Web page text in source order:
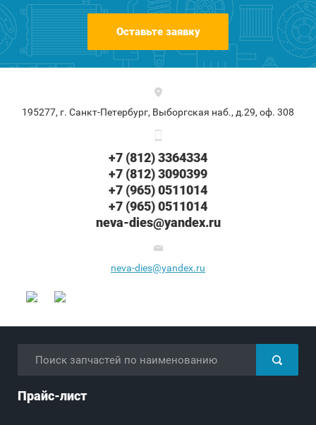
Оставьте заявку
195277, г. Санкт-Петербург, Выборгская наб., д.29, оф. 308
+7 (812) 3364334
+7 (812) 3090399
+7 (965) 0511014
+7 (965) 0511014
neva-dies@yandex.ru
neva-dies@yandex.ru
Прайс-лист